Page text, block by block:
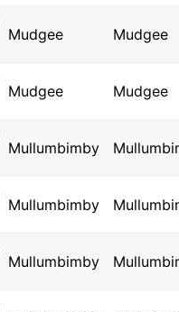
Mudgee Mudgee
Mudgee Mudgee
Mullumbimby
Mullumbimby
Mullumbimby